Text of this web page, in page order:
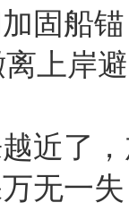
固船
上岸
了，
万无